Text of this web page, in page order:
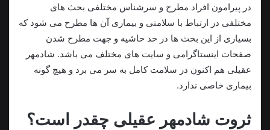
در پیرامون افراد مطرح و سرشناس مختلفی بحث های
مختلفی در ارتباط با سلامتی و بیماری آن ها مطرح می شود که
بسیاری از این بحث ها در حد حاشیه و جهت مطرح شدن
صفحات اینستاگرامی و سایت های مختلف می باشد. شادمهر
عقیلی هم اکنون در سلامت کامل به سر می برد و هیچ گونه
بیماری خاصی ندارد.
ثروت شادمهر عقیلی چقدر است؟